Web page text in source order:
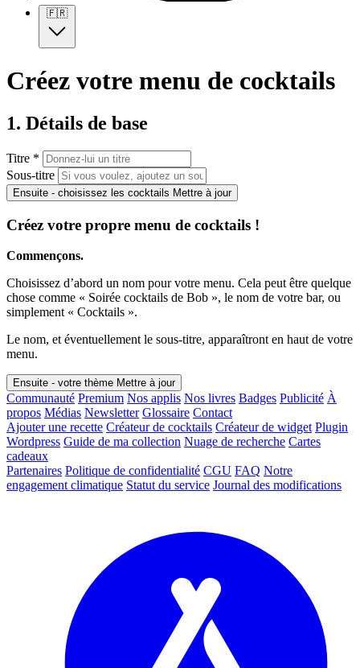
🇫🇷
Créez votre menu de cocktails
1. Détails de base
Titre *
Sous-titre
Ensuite - choisissez les cocktails Mettre à jour
Créez votre propre menu de cocktails !
Commençons.
Choisissez d’abord un nom pour votre menu. Cela peut être quelque
chose comme « Soirée cocktails de Bob », le nom de votre bar, ou
simplement « Cocktails ».
Le nom, et éventuellement le sous-titre, apparaîtront en haut de votre
menu.
Ensuite - votre thème Mettre à jour
Communauté Premium Nos applis Nos livres Badges Publicité À
propos Médias Newsletter Glossaire Contact
Ajouter une recette Créateur de cocktails Créateur de widget Plugin
Wordpress Guide de ma collection Nuage de recherche Cartes
cadeaux
Partenaires Politique de confidentialité CGU FAQ Notre
engagement climatique Statut du service Journal des modifications